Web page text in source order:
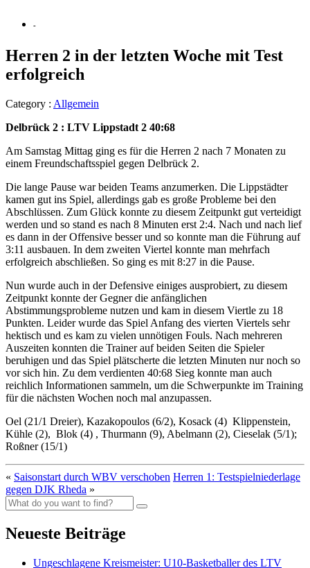
-
Herren 2 in der letzten Woche mit Test
erfolgreich
Category : Allgemein
Delbrück 2 : LTV Lippstadt 2 40:68
Am Samstag Mittag ging es für die Herren 2 nach 7 Monaten zu
einem Freundschaftsspiel gegen Delbrück 2.
Die lange Pause war beiden Teams anzumerken. Die Lippstädter
kamen gut ins Spiel, allerdings gab es große Probleme bei den
Abschlüssen. Zum Glück konnte zu diesem Zeitpunkt gut verteidigt
werden und so stand es nach 8 Minuten erst 2:4. Nach und nach lief
es dann in der Offensive besser und so konnte man die Führung auf
3:11 ausbauen. In dem zweiten Viertel konnte man mehrfach
erfolgreich abschließen. So ging es mit 8:27 in die Pause.
Nun wurde auch in der Defensive einiges ausprobiert, zu diesem
Zeitpunkt konnte der Gegner die anfänglichen
Abstimmungsprobleme nutzen und kam in diesem Viertle zu 18
Punkten. Leider wurde das Spiel Anfang des vierten Viertels sehr
hektisch und es kam zu vielen unnötigen Fouls. Nach mehreren
Auszeiten konnten die Trainer auf beiden Seiten die Spieler
beruhigen und das Spiel plätscherte die letzten Minuten nur noch so
vor sich hin. Zu dem verdienten 40:68 Sieg konnte man auch
reichlich Informationen sammeln, um die Schwerpunkte im Training
für die nächsten Wochen noch mal anzupassen.
Oel (21/1 Dreier), Kazakopoulos (6/2), Kosack (4) Klippenstein,
Kühle (2), Blok (4) , Thurmann (9), Abelmann (2), Cieselak (5/1);
Roßner (15/1)
« Saisonstart durch WBV verschoben Herren 1: Testspielniederlage
gegen DJK Rheda »
Neueste Beiträge
Ungeschlagene Kreismeister: U10-Basketballer des LTV